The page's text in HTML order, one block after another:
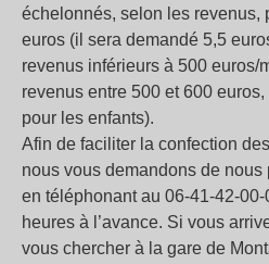
échelonnés, selon les revenus,
euros (il sera demandé 5,5
revenus inférieurs à 500 euros/
revenus entre 500 et 600
pour les enfants).
Afin de faciliter la confection
nous vous demandons de
en téléphonant au 06-41-42-
heures à l’avance. Si vous
vous chercher à la gare de